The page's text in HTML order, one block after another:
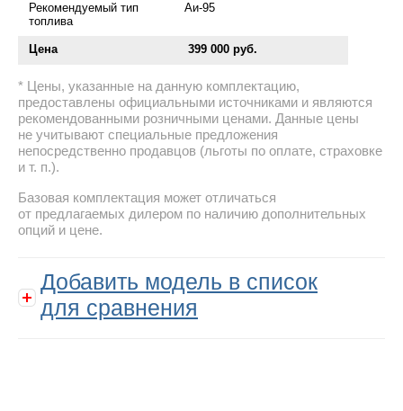
Рекомендуемый тип
топлива
Аи-95
Цена 399 000 руб.
Цены, указанные на данную комплектацию,
предоставлены официальными источниками и являются
рекомендованными розничными ценами. Данные цены
не учитывают специальные предложения
непосредственно продавцов (льготы по оплате, страховке
и т. п.).
Базовая комплектация может отличаться
от предлагаемых дилером по наличию дополнительных
опций и цене.
Добавить модель в список
для сравнения